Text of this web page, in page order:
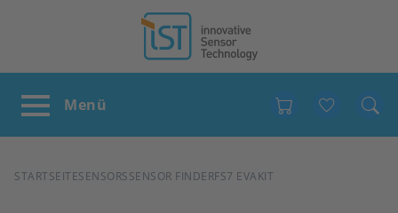
PFADNAVIGATION
STARTSEITESENSORSSENSOR FINDERFS7 EVAKIT